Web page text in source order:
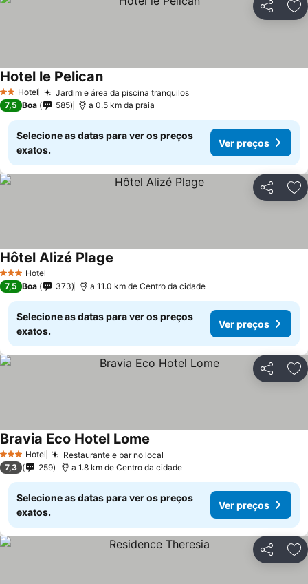
Partilhar
2 Estrelas
Hotel Jardim e área da piscina tranquilos
Hotel le Pelican
7,5 Boa 585 a 0.5 km da praia
Selecione as datas para ver os preços
exatos.
Ver preços
Partilhar
3 EstrelasHotel
Hôtel Alizé Plage
7,5 Boa 373 a 11.0 km de Centro da cidade
Selecione as datas para ver os preços
exatos.
Ver preços
Partilhar
3 EstrelasHotel Restaurante e bar no local
Bravia Eco Hotel Lome
7,3 259 a 1.8 km de Centro da cidade
Selecione as datas para ver os preços
exatos.
Ver preços
Partilhar